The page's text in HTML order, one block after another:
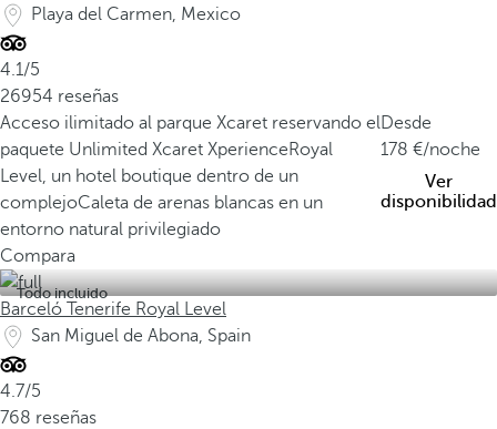
Playa del Carmen, Mexico
4.1/5
26954 reseñas
Acceso ilimitado al parque Xcaret reservando el
paquete Unlimited Xcaret XperienceRoyal
Level, un hotel boutique dentro de un
complejoCaleta de arenas blancas en un
entorno natural privilegiado
Desde
178
/noche
Ver
disponibilidad
Compara
Todo incluido
Barceló Tenerife Royal Level
San Miguel de Abona, Spain
4.7/5
768 reseñas